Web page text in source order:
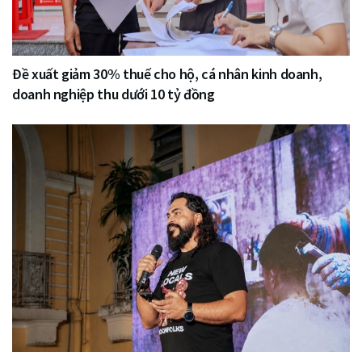
Đề xuất giảm 30% thuế cho hộ, cá nhân kinh doanh,
doanh nghiệp thu dưới 10 tỷ đồng